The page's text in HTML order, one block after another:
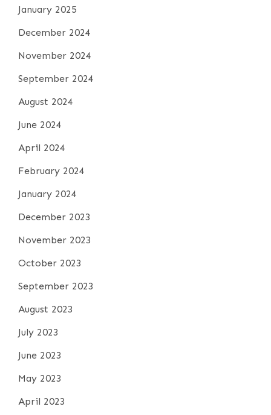
January 2025
December 2024
November 2024
September 2024
August 2024
June 2024
April 2024
February 2024
January 2024
December 2023
November 2023
October 2023
September 2023
August 2023
July 2023
June 2023
May 2023
April 2023